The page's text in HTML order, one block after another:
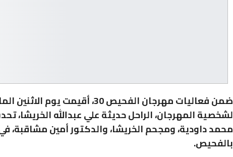
ضمن فعاليات مهرجان الفحيص 30، أقيمت
لشخصية المهرجان، الراحل حديثة علي عبدالله الخريشا،
محمد داودية، ومجحم الخريشا، والدكتور أمين
بالفحيص.